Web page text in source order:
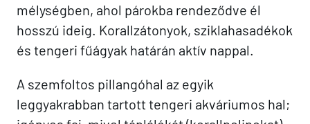
mélységben, ahol párokba rendeződve él
hosszú ideig. Korallzátonyok, sziklahasadékok
és tengeri fűágyak határán aktív nappal.
A szemfoltos pillangóhal az egyik
leggyakrabban tartott tengeri akváriumos hal;